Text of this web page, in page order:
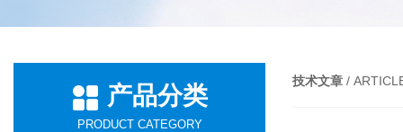
产品分类
PRODUCT CATEGORY
技术文章 /